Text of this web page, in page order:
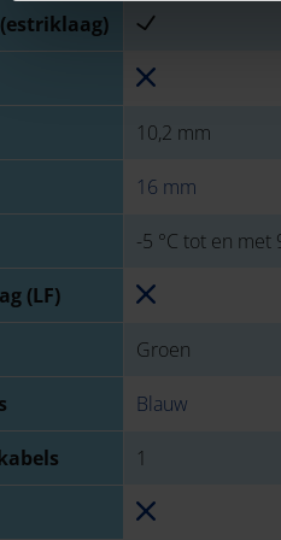
10,2 mm
16 mm
-5 °C tot en met
(LF)
Groen
Blauw
1